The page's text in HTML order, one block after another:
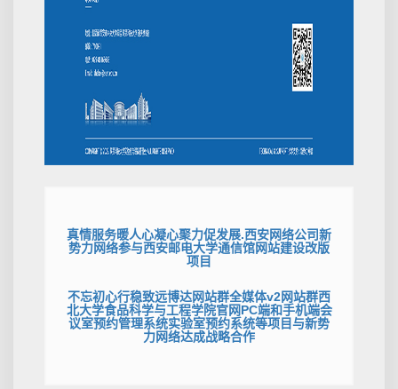
真情服务暖人心凝心聚力促发展.西安网络公司新
势力网络参与西安邮电大学通信馆网站建设改版
项目
不忘初心行稳致远博达网站群全媒体v2网站群西
北大学食品科学与工程学院官网PC端和手机端会
议室预约管理系统实验室预约系统等项目与新势
力网络达成战略合作